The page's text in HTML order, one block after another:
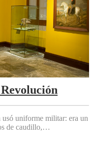
uniforme militar: era un
de caudillo,…